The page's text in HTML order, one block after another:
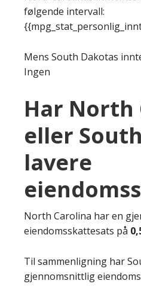
følgende intervall:
Mens South Dakotas
Ingen
Har North
eller
lavere
North Carolina har en
eiendomsskattesats på
Til sammenligning har
gjennomsnittlig